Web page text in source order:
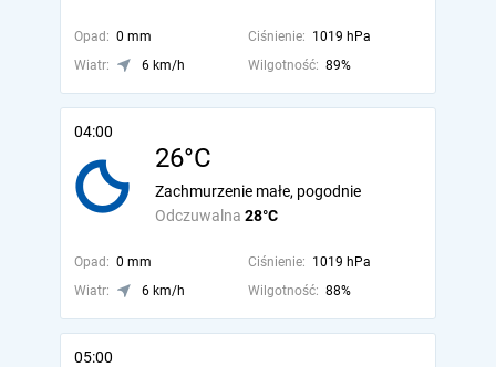
Opad: 0 mm Ciśnienie: 1019 hPa
Wiatr:
6 km/h Wilgotność: 89%
04:00
26°C
Odczuwalna 28°C
Zachmurzenie małe, pogodnie
Opad: 0 mm Ciśnienie: 1019 hPa
Wiatr:
6 km/h Wilgotność: 88%
05:00